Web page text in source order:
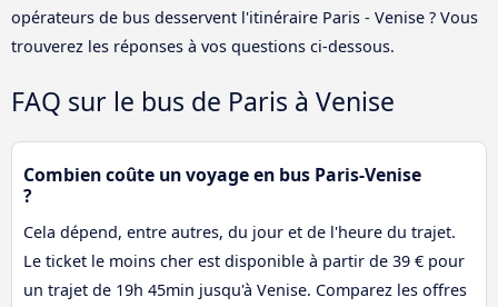
opérateurs de bus desservent l'itinéraire Paris - Venise ? Vous
trouverez les réponses à vos questions ci-dessous.
FAQ sur le bus de Paris à Venise
Combien coûte un voyage en bus Paris-Venise
?
Cela dépend, entre autres, du jour et de l'heure du trajet.
Le ticket le moins cher est disponible à partir de 39 € pour
un trajet de 19h 45min jusqu'à Venise. Comparez les offres